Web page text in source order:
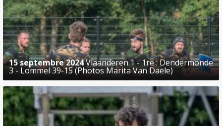
15 septembre 2024Vlaanderen 1 - 1re : Dendermonde
3 - Lommel 39-15 (Photos Marita Van Daele)